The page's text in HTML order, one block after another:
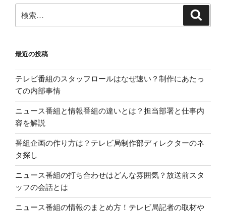
索:
最近の投稿
テレビ番組のスタッフロールはなぜ速い？制作にあたっ
ての内部事情
ニュース番組と情報番組の違いとは？担当部署と仕事内
容を解説
番組企画の作り方は？テレビ局制作部ディレクターのネ
タ探し
ニュース番組の打ち合わせはどんな雰囲気？放送前スタ
ッフの会話とは
ニュース番組の情報のまとめ方！テレビ局記者の取材や